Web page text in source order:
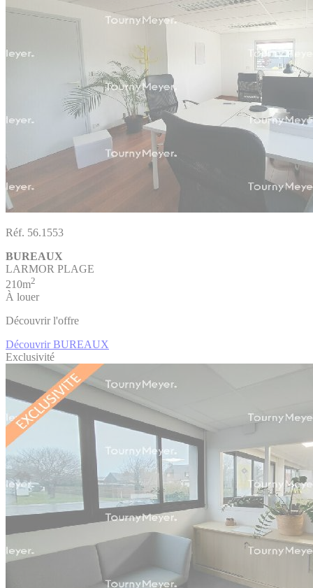
Réf. 56.1553
BUREAUX
LARMOR PLAGE
210m2
À louer
Découvrir l'offre
Découvrir BUREAUX
Exclusivité